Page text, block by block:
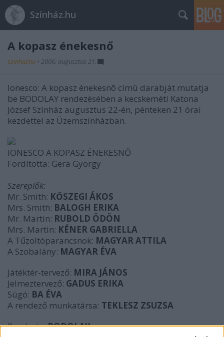
Színház.hu
A kopasz énekesnő
szinhazhu • 2006. augusztus 21.
Ionesco: A kopasz énekesnõ címû darabját mutatja
be BODOLAY rendezésében a kecskeméti Katona
József Színház augusztus 22-én, pénteken 21 órai
kezdettel az Üzemszínházban.
IONESCO A KOPASZ ÉNEKESNŐ
Fordította: Gera György
Szereplők:
Mr. Smith: KŐSZEGI ÁKOS
Mrs. Smith: BALOGH ERIKA
Mr. Martin: RUBOLD ÖDÖN
Mrs. Martin: KÉNER GABRIELLA
A Tűzoltóparancsnok: MAGYAR ATTILA
A Szobalány: MAGYAR ÉVA
Játéktér-tervező: MIRA JÁNOS
Jelmeztervező: GADUS ERIKA
Súgó: BA ÉVA
A rendező munkatársa: TEKLESZ ZSUZSA
Rendezte:BODOLAY